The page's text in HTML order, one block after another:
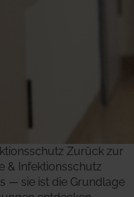
Zurück zur
& Infektionsschutz
— sie ist die Grundlage